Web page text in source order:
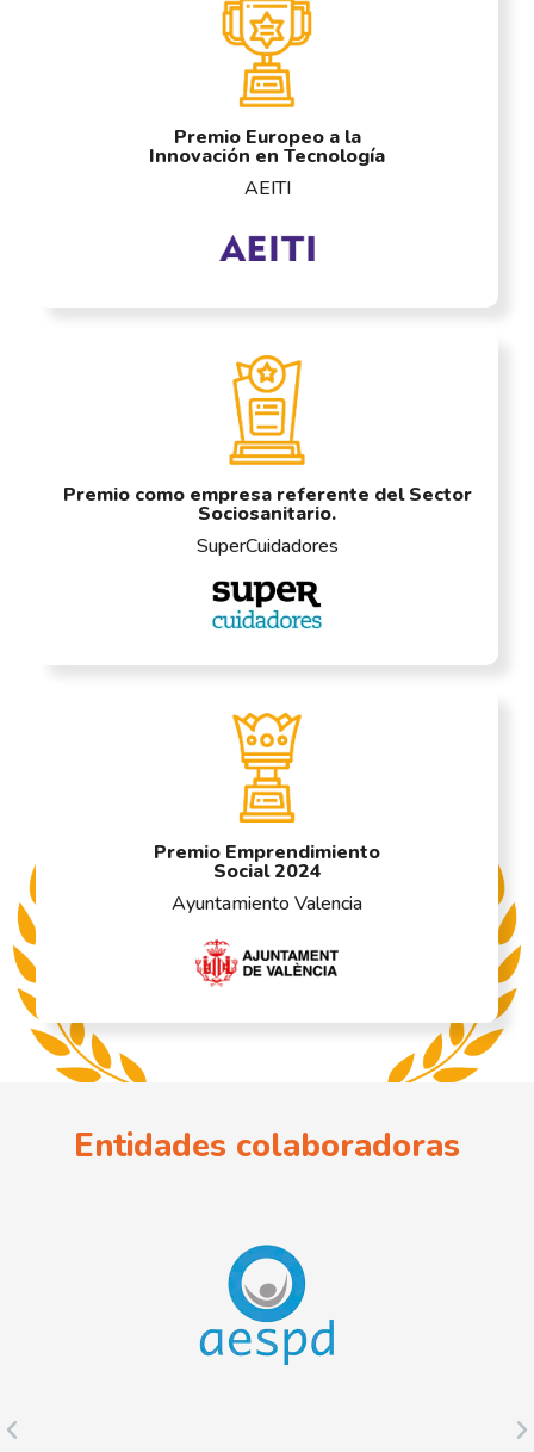
Premio Europeo a la
Innovación en Tecnología
AEITI
Premio como empresa referente del Sector
Sociosanitario.
SuperCuidadores
Premio Emprendimiento
Social 2024
Ayuntamiento Valencia
Entidades colaboradoras